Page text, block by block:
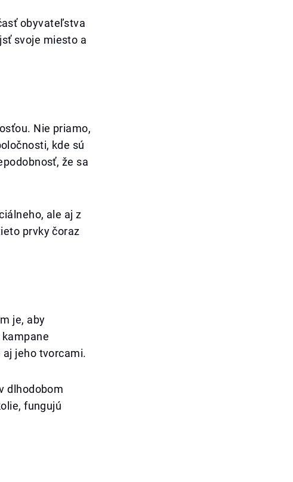
obyvateľstva
svoje miesto a
Nie priamo,
kde sú
že sa
ale aj z
prvky čoraz
je, aby
jeho tvorcami.
dlhodobom
fungujú